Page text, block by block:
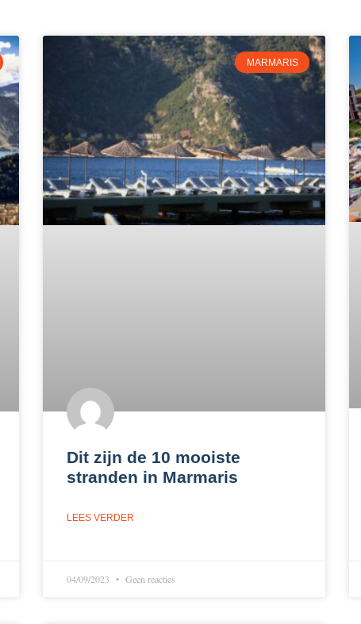
MARMARIS
Dit zijn de 10 mooiste
stranden in Marmaris
LEES VERDER
04/09/2023 Geen reacties